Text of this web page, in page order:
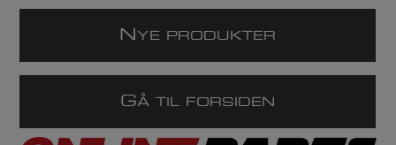
N YE PRODUKTER
GÅ TIL FORSIDEN